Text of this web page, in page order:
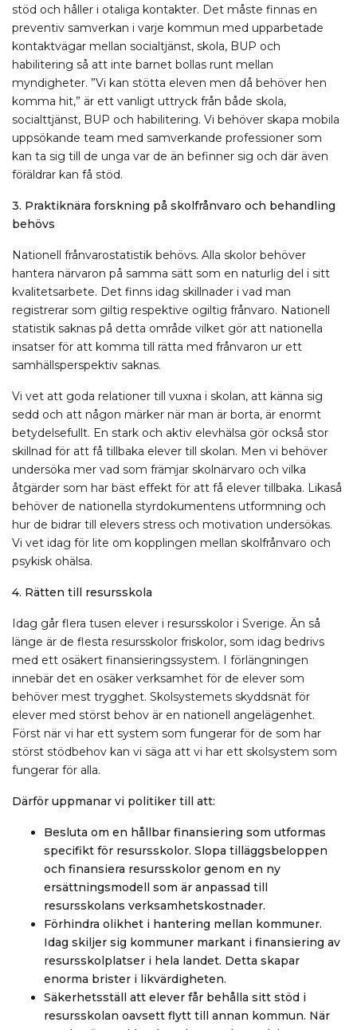
stöd och håller i otaliga kontakter. Det måste finnas en
preventiv samverkan i varje kommun med upparbetade
kontaktvägar mellan socialtjänst, skola, BUP och
habilitering så att inte barnet bollas runt mellan
myndigheter. ”Vi kan stötta eleven men då behöver hen
komma hit,” är ett vanligt uttryck från både skola,
socialttjänst, BUP och habilitering. Vi behöver skapa mobila
uppsökande team med samverkande professioner som
kan ta sig till de unga var de än befinner sig och där även
föräldrar kan få stöd.
3. Praktiknära forskning på skolfrånvaro och behandling
behövs
Nationell frånvarostatistik behövs. Alla skolor behöver
hantera närvaron på samma sätt som en naturlig del i sitt
kvalitetsarbete. Det finns idag skillnader i vad man
registrerar som giltig respektive ogiltig frånvaro. Nationell
statistik saknas på detta område vilket gör att nationella
insatser för att komma till rätta med frånvaron ur ett
samhällsperspektiv saknas.
Vi vet att goda relationer till vuxna i skolan, att känna sig
sedd och att någon märker när man är borta, är enormt
betydelsefullt. En stark och aktiv elevhälsa gör också stor
skillnad för att få tillbaka elever till skolan. Men vi behöver
undersöka mer vad som främjar skolnärvaro och vilka
åtgärder som har bäst effekt för att få elever tillbaka. Likaså
behöver de nationella styrdokumentens utformning och
hur de bidrar till elevers stress och motivation undersökas.
Vi vet idag för lite om kopplingen mellan skolfrånvaro och
psykisk ohälsa.
4. Rätten till resursskola
Idag går flera tusen elever i resursskolor i Sverige. Än så
länge är de flesta resursskolor friskolor, som idag bedrivs
med ett osäkert finansieringssystem. I förlängningen
innebär det en osäker verksamhet för de elever som
behöver mest trygghet. Skolsystemets skyddsnät för
elever med störst behov är en nationell angelägenhet.
Först när vi har ett system som fungerar för de som har
störst stödbehov kan vi säga att vi har ett skolsystem som
fungerar för alla.
Därför uppmanar vi politiker till att:
Besluta om en hållbar finansiering som utformas
specifikt för resursskolor. Slopa tilläggsbeloppen
och finansiera resursskolor genom en ny
ersättningsmodell som är anpassad till
resursskolans verksamhetskostnader.
Förhindra olikhet i hantering mellan kommuner.
Idag skiljer sig kommuner markant i finansiering av
resursskolplatser i hela landet. Detta skapar
enorma brister i likvärdigheten.
Säkerhetsställ att elever får behålla sitt stöd i
resursskolan oavsett flytt till annan kommun. När